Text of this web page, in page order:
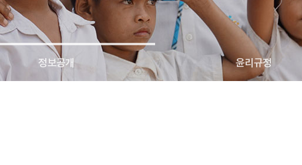
정보공개 윤리규정